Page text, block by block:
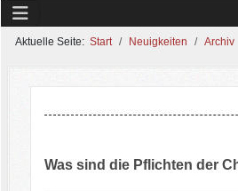
Aktuelle Seite: Start Neuigkeiten Archiv
Was sind die Pflichten der